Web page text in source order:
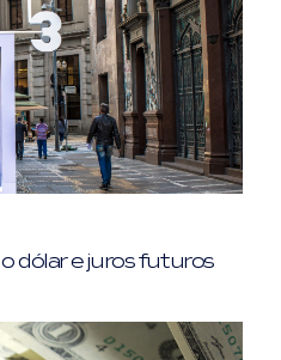
dólar e juros futuros